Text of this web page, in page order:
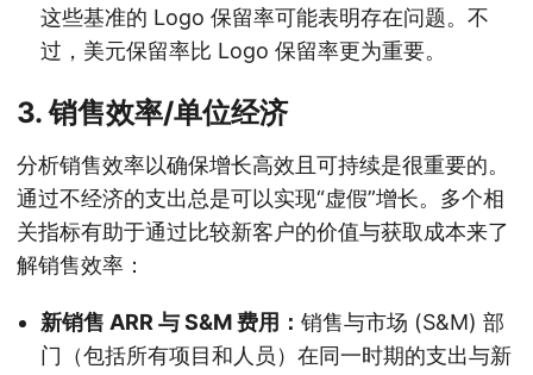
这些基准的 Logo 保留率可能表明存在问题。不
过，美元保留率比 Logo 保留率更为重要。
3. 销售效率/单位经济
分析销售效率以确保增长高效且可持续是很重要的。
通过不经济的支出总是可以实现“虚假”增长。多个相
关指标有助于通过比较新客户的价值与获取成本来了
解销售效率：
新销售 ARR 与 S&M 费用： 销售与市场 (S&M) 部
门（包括所有项目和人员）在同一时期的支出与新